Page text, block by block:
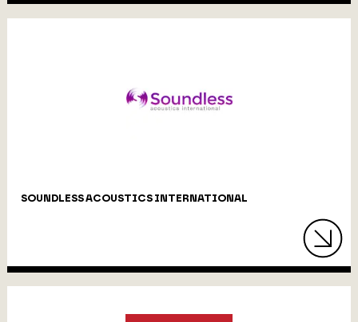
SOUNDLESS ACOUSTICS INTERNATIONAL